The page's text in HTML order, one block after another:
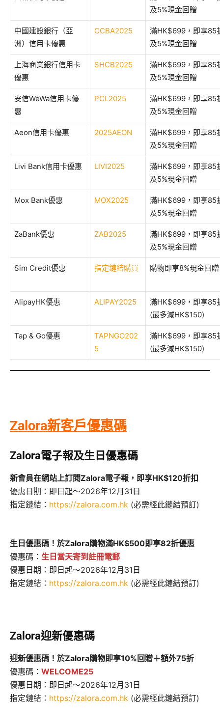
及5%現金回贈
中國建設銀行（亞
洲）信用卡優惠
CCBA2025
滿HK$699，即享85
及5%現金回贈
上海商業銀行信用卡
優惠
SHCB2025
滿HK$699，即享85
及5%現金回贈
安信WeWa信用卡優
惠
PCL2025
滿HK$699，即享85
及5%現金回贈
Aeon信用卡優惠 2025AEON
滿HK$699，即享85
及5%現金回贈
Livi Bank信用卡優惠 LIVI2025
滿HK$699，即享85
及5%現金回贈
Mox Bank優惠 MOX2025
滿HK$699，即享85
及5%現金回贈
ZaBank優惠 ZAB2025
滿HK$699，即享85
及5%現金回贈
Sim Credit優惠 指定鏈結購買 購物即享8%現金回贈
AlipayHK優惠 ALIPAY2025
滿HK$699，即享85
(最多減HK$150)
Tap & Go優惠
TAPNGO202
5
滿HK$699，即享85
(最多減HK$150)
Zalora新客戶優惠碼
Zalora電子報及生日優惠碼
新會員在網站上訂閱Zalora電子報，即享HK$120折扣
優惠日期：即日起～2026年12月31日
指定鏈結： https://zalora.com.hk (必需經此鏈結預訂)
生日優惠碼！於Zalora購物滿HK$500即享82折優惠
優惠碼： 生日當天寄到註冊電郵
優惠日期：即日起～2026年12月31日
指定鏈結： https://zalora.com.hk (必需經此鏈結預訂)
Zalora迎新優惠碼
迎新優惠碼！於Zalora購物即享10%回贈＋額外75折
優惠碼： WELCOME25
優惠日期：即日起～2026年12月31日
指定鏈結： https://zalora.com.hk (必需經此鏈結預訂)